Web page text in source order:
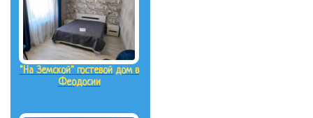
"На Земской" гостевой дом в
Феодосии